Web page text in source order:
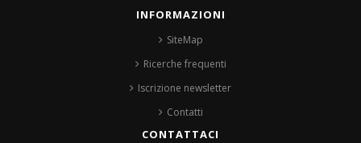
INFORMAZIONI
SiteMap
Ricerche frequenti
Iscrizione newsletter
Contatti
CONTATTACI